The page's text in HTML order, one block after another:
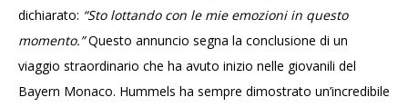
dichiarato: “Sto lottando con le mie emozioni in questo
momento.”Questo annuncio segna la conclusione di un
viaggio straordinario che ha avuto inizio nelle giovanili del
Bayern Monaco. Hummels ha sempre dimostrato un’incredibile